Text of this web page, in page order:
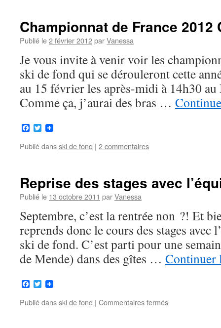
à
Championnat de France 2012
Publié le2 février 2012parVanessa
Je vous invite à venir voir les
ski de fond qui se dérouleront cette
au 15 février les après-midi à 14h30
Comme ça, j’aurai des bras …
Facebook
Twitter
Publié dansski de fond | 2 commentaires
Reprise des stages avec
Publié le 13 octobre 2011 parVanessa
Septembre, c’est la rentrée non ?! Et
reprends donc le cours des stages avec
ski de fond. C’est parti pour une
de Mende) dans des gîtes … Continuer
Facebook
Twitter
Publié dansski de fond | Commentaires fermés